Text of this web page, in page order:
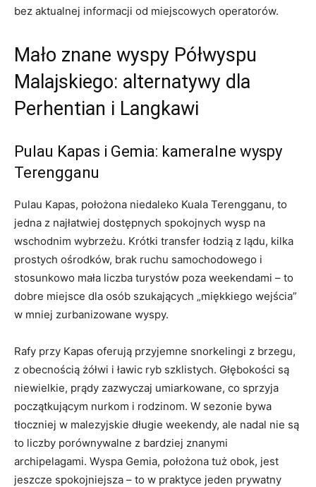
bez aktualnej informacji od miejscowych operatorów.
Mało znane wyspy Półwyspu
Malajskiego: alternatywy dla
Perhentian i Langkawi
Pulau Kapas i Gemia: kameralne wyspy
Terengganu
Pulau Kapas, położona niedaleko Kuala Terengganu, to
jedna z najłatwiej dostępnych spokojnych wysp na
wschodnim wybrzeżu. Krótki transfer łodzią z lądu, kilka
prostych ośrodków, brak ruchu samochodowego i
stosunkowo mała liczba turystów poza weekendami – to
dobre miejsce dla osób szukających „miękkiego wejścia”
w mniej zurbanizowane wyspy.
Rafy przy Kapas oferują przyjemne snorkelingi z brzegu,
z obecnością żółwi i ławic ryb szklistych. Głębokości są
niewielkie, prądy zazwyczaj umiarkowane, co sprzyja
początkującym nurkom i rodzinom. W sezonie bywa
tłoczniej w malezyjskie długie weekendy, ale nadal nie są
to liczby porównywalne z bardziej znanymi
archipelagami. Wyspa Gemia, położona tuż obok, jest
jeszcze spokojniejsza – to w praktyce jeden prywatny